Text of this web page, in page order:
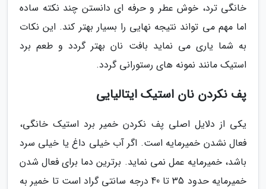
خانگی ترد، خوش عطر و حرفه ای دانستن چند نکته ساده
اما مهم می تواند نتیجه نهایی را بسیار بهتر کند. این نکات
به شما یاری می نماید بافت نان بهتر گردد و طعم برد
استیک مانند نمونه های رستورانی گردد.
پف نکردن نان استیک ایتالیایی
یکی از دلایل اصلی پف نکردن خمیر برد استیک خانگی،
فعال نشدن خمیرمایه است. اگر آب خیلی داغ یا خیلی سرد
باشد، خمیرمایه عمل نمی نماید. برترین دما برای فعال شدن
خمیرمایه حدود 35 تا 40 درجه سانتی گراد است تا خمیر به